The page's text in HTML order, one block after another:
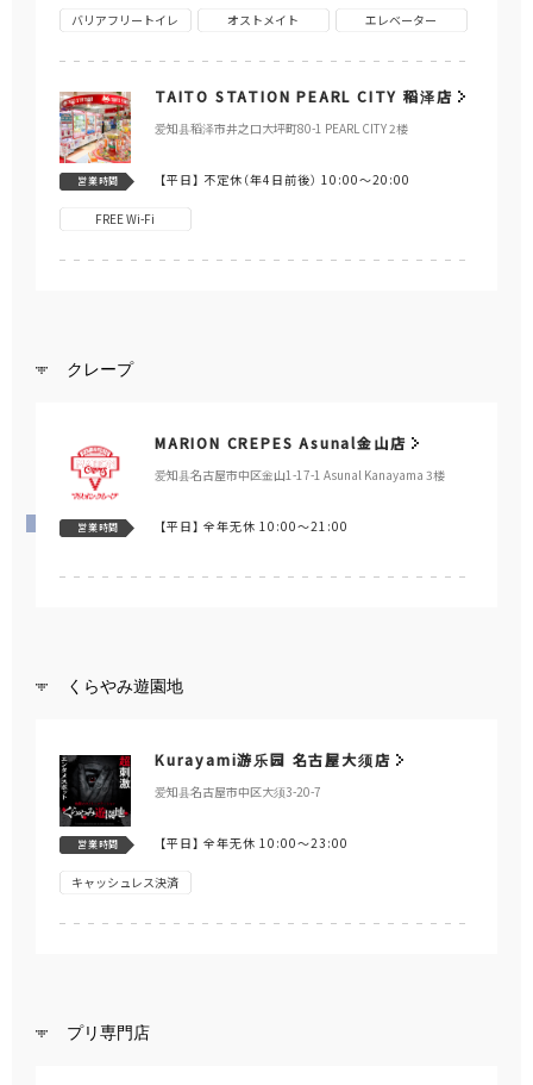
バリアフリートイレ オストメイト エレベーター
TAITO STATION PEARL CITY 稻泽店
爱知县稻泽市井之口大坪町80-1 PEARL CITY 2楼
営業時間 【平日】 不定休（年4日前後） 10:00～20:00
FREE Wi-Fi
クレープ
MARION CREPES Asunal金山店
爱知县名古屋市中区金山1-17-1 Asunal Kanayama 3楼
営業時間 【平日】全年无休 10:00～21:00
くらやみ遊園地
Kurayami游乐园 名古屋大须店
爱知县名古屋市中区大须3-20-7
営業時間 【平日】全年无休 10:00～23:00
キャッシュレス決済
プリ専門店